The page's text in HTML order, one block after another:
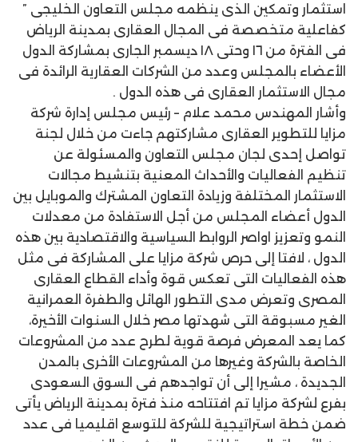
استثمار وتمكين الذى ينظمه مجلس التعاون الخليجى ”
كفاعلية متخصصة فى المجال العقارى بمدينة الرياض
فى الفترة من ١٦ وحتى ١٨ ديسمبر الجارى بمشاركة الدول
الأعضاء بالمجلس وعدد من الشركات العقارية الرائدة فى
مجال الاستثمار العقارى فى هذه الدول .
وأشار المهندس محمد علام – رئيس مجلس إدارة شركة
مزايا للتطوير العقارى مشاركتهم جاءت من خلال لجنة
تواصل إحدى لجان مجلس التعاون والمسئولة عن
تنظيم الفعاليات والأحداث المعنية بتنشيط مجالات
الاستثمار المختلفة وزيادة التعاون المشترك والموبايل بين
الدول أعضاء المجلس من أجل الاستفادة من معدلات
النمو وتعزيز اواصر الروابط السياسية والاقتصادية بين هذه
الدول ، لافتا إلى حرص شركة مزايا على المشاركة فى مثل
هذه الفعاليات التى تعكس قوة وأداء القطاع العقارى
المصرى وتعرض مدى التطور الهائل والطفرة العمرانية
الغير مسبوقة التى شهدتها مصر خلال السنوات الأخيرة،
كما يعد المعرض فرصة قوية لطرح عدد من المشروعات
الخاصة بالشركة وغيرها من المشروعات الأخرى بالمدن
الجديدة ، مشيرا إلى أن تواجدهم فى السوق السعودى
بفرع لشركة مزايا تم افتتاحه منذ فترة بمدينة الرياض يأتى
ضمن خطة استراتيجية للشركة للتوسع اقليميا فى عدد